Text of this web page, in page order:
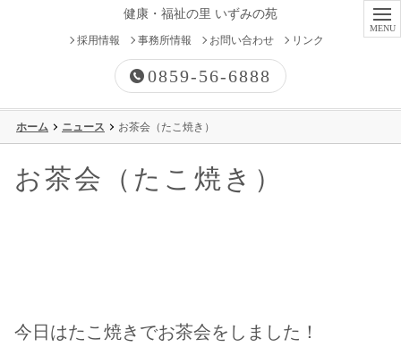
健康・福祉の里 いずみの苑
採用情報 事務所情報 お問い合わせ リンク
0859-56-6888
有料老人ホーム
高齢者向け優良賃貸住宅
グループホーム
ホーム ニュース お茶会（たこ焼き）
お茶会（たこ焼き）
今日はたこ焼きでお茶会をしました！